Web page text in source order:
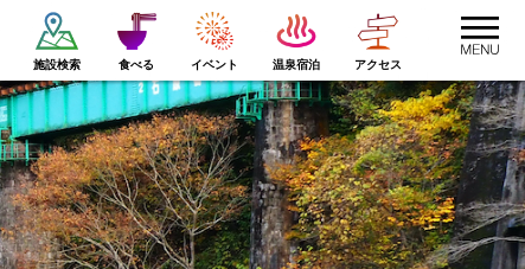
施設検索 食べる イベント 温泉宿泊 アクセス
toggle